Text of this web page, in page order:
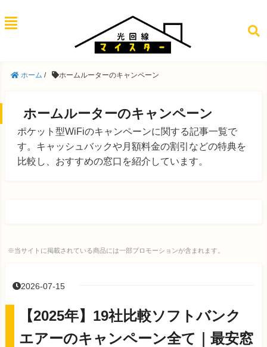
ホーム / ホームルーターのキャンペーン
ホームルーターのキャンペーン
ポケット型WiFiのキャンペーンに関する記事一覧で
す。キャッシュバックや月額料金の割引などの特典を
比較し、おすすめの窓口を紹介しています。
※当サイトに掲載されている商品には一部プロモーションが含まれます。
2026-07-15
【2025年】19社比較ソフトバンク
エアーのキャンペーン全て｜最安窓